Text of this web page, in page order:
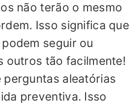
não terão o mesmo
Isso significa que
seguir ou
outros tão facilmente!
perguntas aleatórias
preventiva. Isso